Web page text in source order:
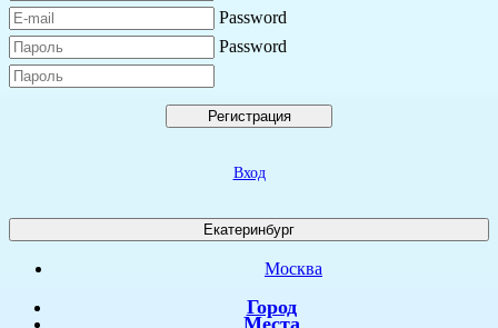
Password
Password
Регистрация
Вход
Екатеринбург
Москва
Город